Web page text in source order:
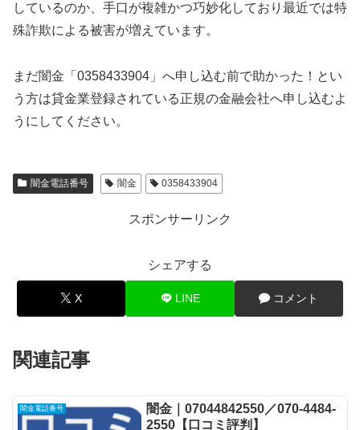
しているのか、手口が複雑かつ巧妙化しており最近では特
殊詐欺による被害が増えています。
まだ闇金「0358433904」へ申し込む前で助かった！とい
う方は貸金業登録されている正規の金融会社へ申し込むよ
うにしてください。
闇金電話番号 闇金 0358433904
スポンサーリンク
シェアする
X LINE コメント
関連記事
闇金電話番号
闇金｜07044842550／070-4484-
2550【口コミ評判】